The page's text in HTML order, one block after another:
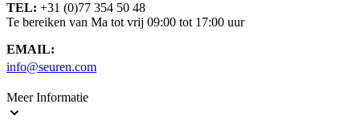
TEL: +31 (0)77 354 50 48
Te bereiken van Ma tot vrij 09:00 tot 17:00 uur
EMAIL:
info@seuren.com
Meer Informatie